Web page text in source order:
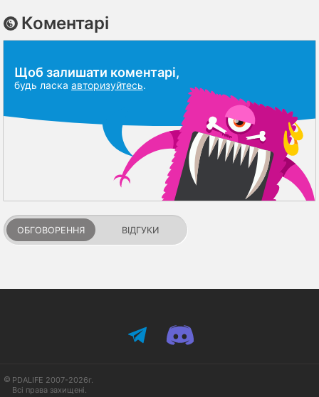
Коментарі
Щоб залишати коментарі,
будь ласка авторизуйтесь.
ОБГОВОРЕННЯ ВІДГУКИ
PDALIFE 2007-2026г.
Всі права захищені.